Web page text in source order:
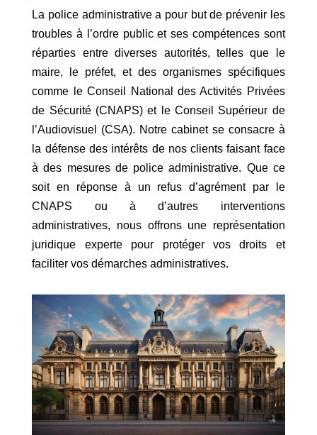
La police administrative a pour but de prévenir les
troubles à l’ordre public et ses compétences sont
réparties entre diverses autorités, telles que le
maire, le préfet, et des organismes spécifiques
comme le Conseil National des Activités Privées
de Sécurité (CNAPS) et le Conseil Supérieur de
l’Audiovisuel (CSA). Notre cabinet se consacre à
la défense des intérêts de nos clients faisant face
à des mesures de police administrative. Que ce
soit en réponse à un refus d’agrément par le
CNAPS ou à d’autres interventions
administratives, nous offrons une représentation
juridique experte pour protéger vos droits et
faciliter vos démarches administratives.